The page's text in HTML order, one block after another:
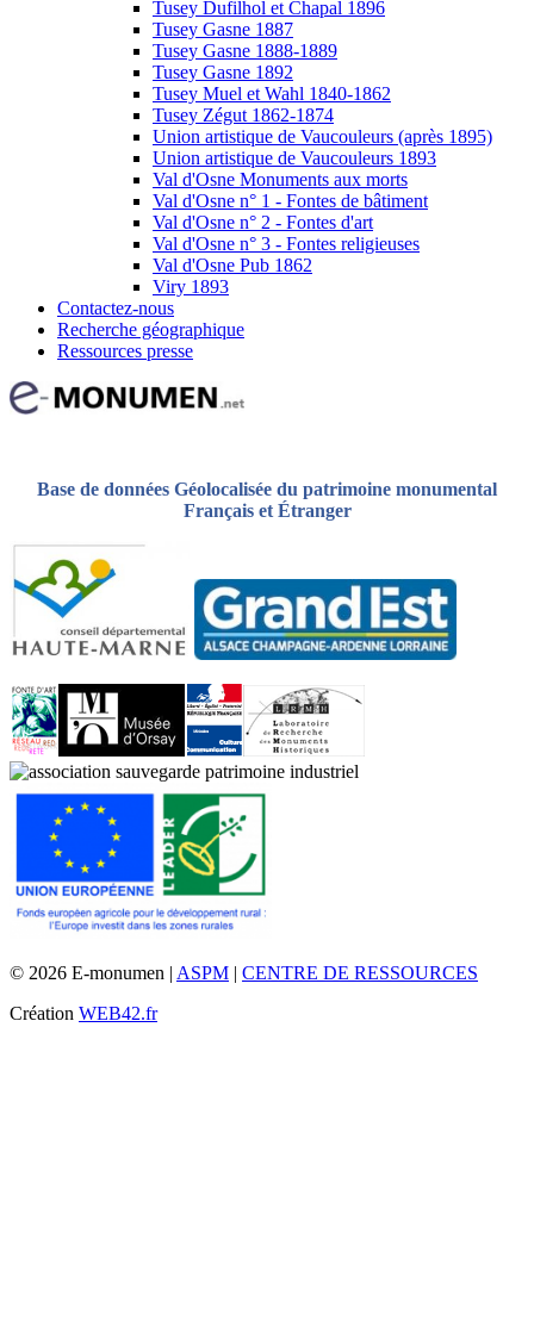
Tusey Dufilhol et Chapal 1896
Tusey Gasne 1887
Tusey Gasne 1888-1889
Tusey Gasne 1892
Tusey Muel et Wahl 1840-1862
Tusey Zégut 1862-1874
Union artistique de Vaucouleurs (après 1895)
Union artistique de Vaucouleurs 1893
Val d'Osne Monuments aux morts
Val d'Osne n° 1 - Fontes de bâtiment
Val d'Osne n° 2 - Fontes d'art
Val d'Osne n° 3 - Fontes religieuses
Val d'Osne Pub 1862
Viry 1893
Contactez-nous
Recherche géographique
Ressources presse
Base de données Géolocalisée du patrimoine monumental
Français et Étranger
© 2026 E-monumen | ASPM | CENTRE DE RESSOURCES
Création WEB42.fr